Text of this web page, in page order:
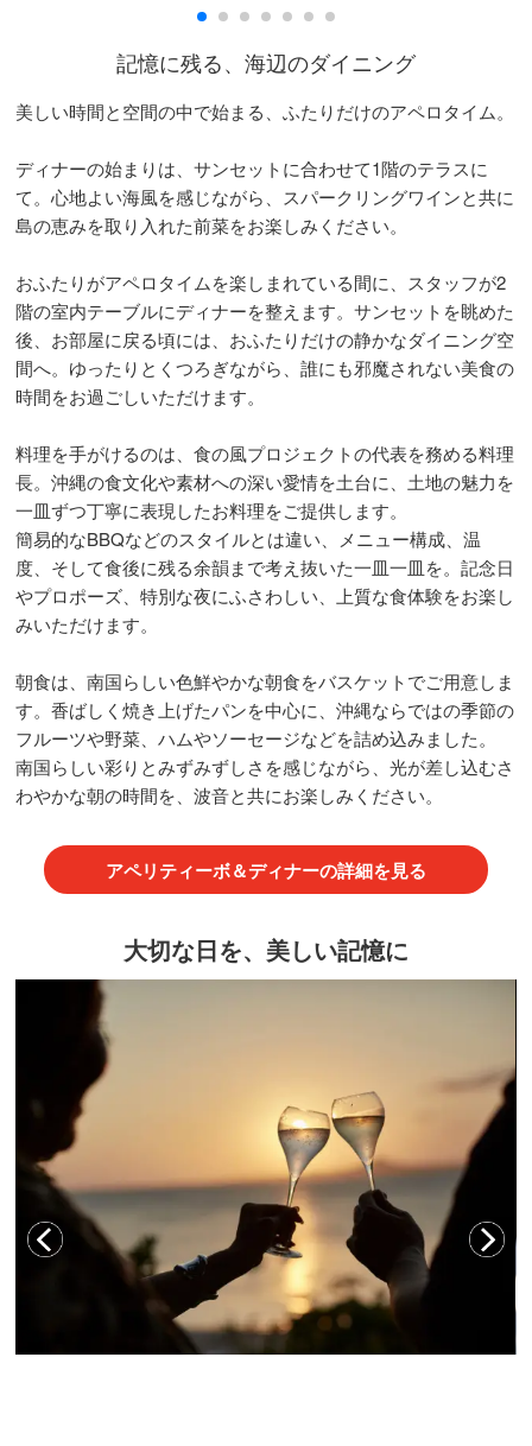
記憶に残る、海辺のダイニング
美しい時間と空間の中で始まる、ふたりだけのアペロタイム。
ディナーの始まりは、サンセットに合わせて1階のテラスに
て。心地よい海風を感じながら、スパークリングワインと共に
島の恵みを取り入れた前菜をお楽しみください。
おふたりがアペロタイムを楽しまれている間に、スタッフが2
階の室内テーブルにディナーを整えます。サンセットを眺めた
後、お部屋に戻る頃には、おふたりだけの静かなダイニング空
間へ。ゆったりとくつろぎながら、誰にも邪魔されない美食の
時間をお過ごしいただけます。
料理を手がけるのは、食の風プロジェクトの代表を務める料理
長。沖縄の食文化や素材への深い愛情を土台に、土地の魅力を
一皿ずつ丁寧に表現したお料理をご提供します。
簡易的なBBQなどのスタイルとは違い、メニュー構成、温
度、そして食後に残る余韻まで考え抜いた一皿一皿を。記念日
やプロポーズ、特別な夜にふさわしい、上質な食体験をお楽し
みいただけます。
朝食は、南国らしい色鮮やかな朝食をバスケットでご用意しま
す。香ばしく焼き上げたパンを中心に、沖縄ならではの季節の
フルーツや野菜、ハムやソーセージなどを詰め込みました。
南国らしい彩りとみずみずしさを感じながら、光が差し込むさ
わやかな朝の時間を、波音と共にお楽しみください。
アペリティーボ＆ディナーの詳細を見る
大切な日を、美しい記憶に